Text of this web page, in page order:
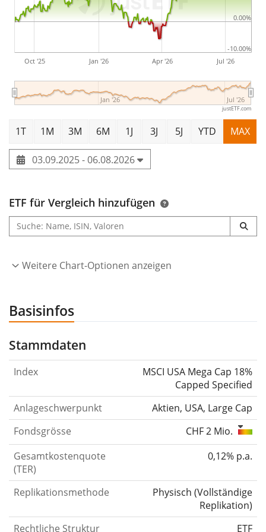
Oct '25 Jan '26 Apr '26 Jul '26
Jan '26 Jul '26
-10.00%
0.00%
justETF.com
1T 1M 3M 6M 1J 3J 5J YTD MAX
03.09.2025 - 06.08.2026
ETF für Vergleich hinzufügen
Weitere Chart-Optionen anzeigen
Basisinfos
Stammdaten
Index
MSCI USA Mega Cap 18%
Capped Specified
Anlageschwerpunkt
Aktien, USA, Large Cap
Fondsgrösse
CHF 2 Mio.
Gesamtkostenquote
(TER)
0,12% p.a.
Replikationsmethode Physisch (Vollständige
Replikation)
Rechtliche Struktur
ETF